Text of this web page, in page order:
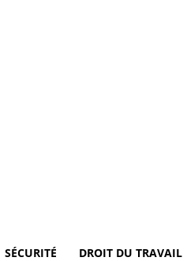
SÉCURITÉ DROIT DU TRAVAIL